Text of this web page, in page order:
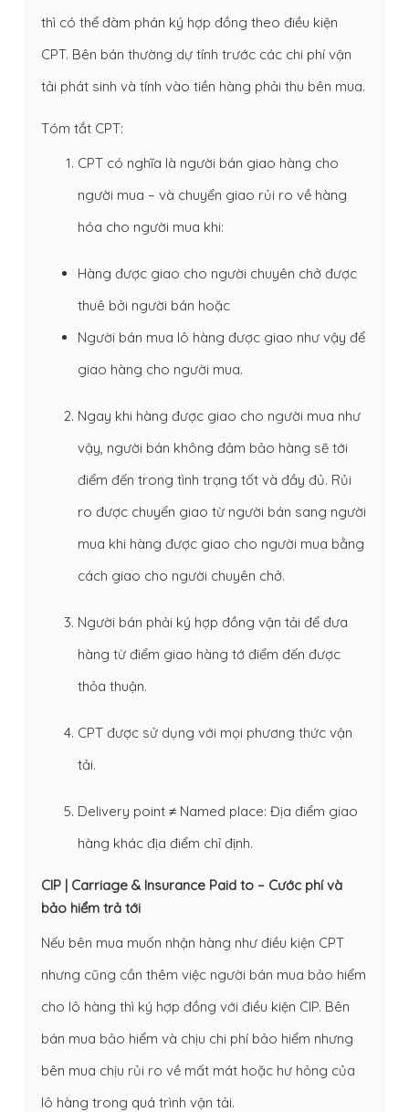
thì có thể đàm phán ký hợp đồng theo điều kiện
CPT. Bên bán thường dự tính trước các chi phí vận
tải phát sinh và tính vào tiền hàng phải thu bên mua.
Tóm tắt CPT:
CPT có nghĩa là người bán giao hàng cho
người mua – và chuyển giao rủi ro về hàng
hóa cho người mua khi:
Hàng được giao cho người chuyên chở được
thuê bởi người bán hoặc
Người bán mua lô hàng được giao như vậy để
giao hàng cho người mua.
Ngay khi hàng được giao cho người mua như
vậy, người bán không đảm bảo hàng sẽ tới
điểm đến trong tình trạng tốt và đầy đủ. Rủi
ro được chuyển giao từ người bán sang người
mua khi hàng được giao cho người mua bằng
cách giao cho người chuyên chở.
Người bán phải ký hợp đồng vận tải để đưa
hàng từ điểm giao hàng tớ điểm đến được
thỏa thuận.
CPT được sử dụng với mọi phương thức vận
tải.
Delivery point ≠ Named place: Địa điểm giao
hàng khác địa điểm chỉ định.
CIP | Carriage & Insurance Paid to – Cước phí và
bảo hiểm trả tới
Nếu bên mua muốn nhận hàng như điều kiện CPT
nhưng cũng cần thêm việc người bán mua bảo hiểm
cho lô hàng thì ký hợp đồng với điều kiện CIP. Bên
bán mua bảo hiểm và chịu chi phí bảo hiểm nhưng
bên mua chịu rủi ro về mất mát hoặc hư hỏng của
lô hàng trong quá trình vận tải.